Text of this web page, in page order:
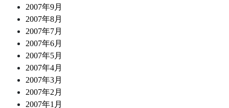
2007年9月
2007年8月
2007年7月
2007年6月
2007年5月
2007年4月
2007年3月
2007年2月
2007年1月